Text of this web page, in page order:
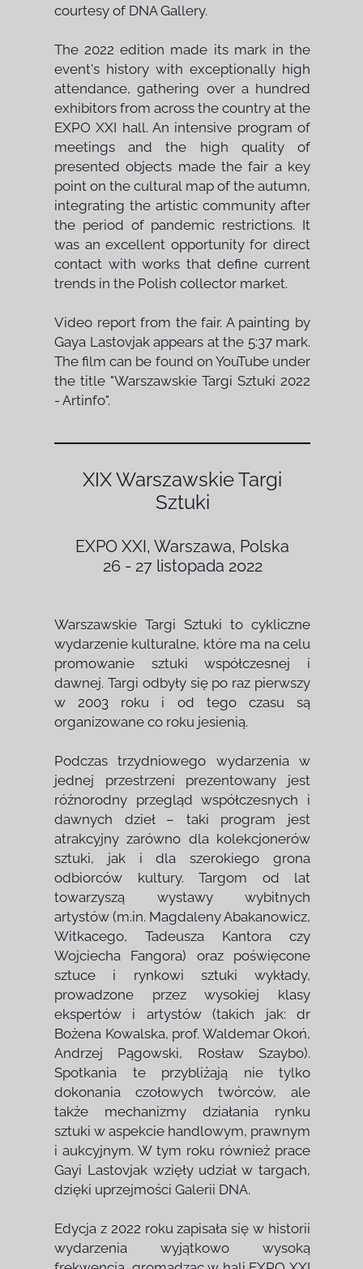
courtesy of DNA Gallery.
The 2022 edition made its mark in the
event's history with exceptionally high
attendance, gathering over a hundred
exhibitors from across the country at the
EXPO XXI hall. An intensive program of
meetings and the high quality of
presented objects made the fair a key
point on the cultural map of the autumn,
integrating the artistic community after
the period of pandemic restrictions. It
was an excellent opportunity for direct
contact with works that define current
trends in the Polish collector market.
Video report from the fair. A painting by
Gaya Lastovjak appears at the 5:37 mark.
The film can be found on YouTube under
the title "Warszawskie Targi Sztuki 2022
- Artinfo".
XIX Warszawskie Targi
Sztuki
EXPO XXI, Warszawa, Polska
26 - 27 listopada 2022
Warszawskie Targi Sztuki to cykliczne
wydarzenie kulturalne, które ma na celu
promowanie sztuki współczesnej i
dawnej. Targi odbyły się po raz pierwszy
w 2003 roku i od tego czasu są
organizowane co roku jesienią.
Podczas trzydniowego wydarzenia w
jednej przestrzeni prezentowany jest
różnorodny przegląd współczesnych i
dawnych dzieł – taki program jest
atrakcyjny zarówno dla kolekcjonerów
sztuki, jak i dla szerokiego grona
odbiorców kultury. Targom od lat
towarzyszą wystawy wybitnych
artystów (m.in. Magdaleny Abakanowicz,
Witkacego, Tadeusza Kantora czy
Wojciecha Fangora) oraz poświęcone
sztuce i rynkowi sztuki wykłady,
prowadzone przez wysokiej klasy
ekspertów i artystów (takich jak: dr
Bożena Kowalska, prof. Waldemar Okoń,
Andrzej Pągowski, Rosław Szaybo).
Spotkania te przybliżają nie tylko
dokonania czołowych twórców, ale
także mechanizmy działania rynku
sztuki w aspekcie handlowym, prawnym
i aukcyjnym. W tym roku również prace
Gayi Lastovjak wzięły udział w targach,
dzięki uprzejmości Galerii DNA.
Edycja z 2022 roku zapisała się w historii
wydarzenia wyjątkowo wysoką